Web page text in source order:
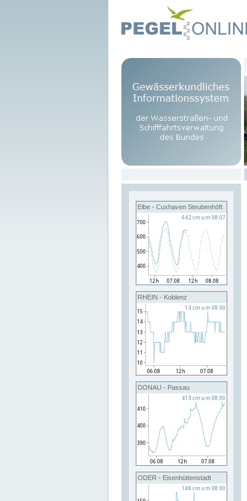
Elbe - Cuxhaven Steubenhöft
RHEIN - Koblenz
DONAU - Passau
ODER - Eisenhüttenstadt